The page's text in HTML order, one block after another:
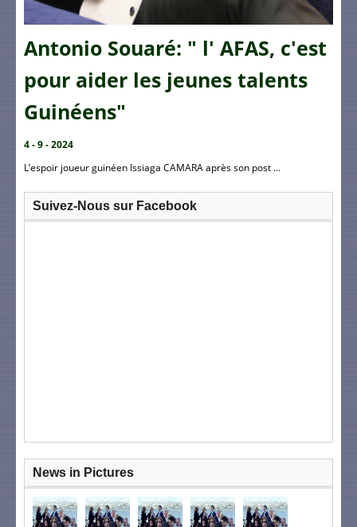
Antonio Souaré: " l' AFAS, c'est
pour aider les jeunes talents
Guinéens"
4 - 9 - 2024
L’espoir joueur guinéen Issiaga CAMARA après son post ...
Suivez-Nous sur Facebook
News in Pictures